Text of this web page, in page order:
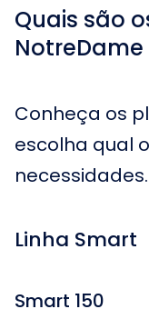
Quais são
Conheça os
escolha qual
necessidades.
Linha Smart
Smart 150